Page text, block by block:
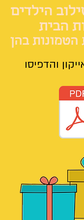
הילדים
הבית
הטמונות בהן
והדפיסו